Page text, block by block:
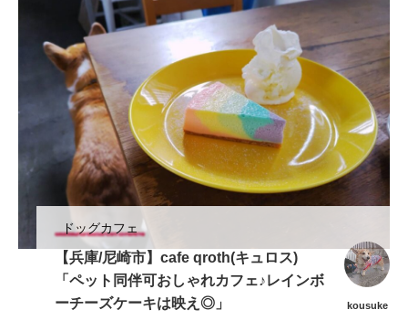
ドッグカフェ
【兵庫/尼崎市】cafe qroth(キュロス)
「ペット同伴可おしゃれカフェ♪レインボ
ーチーズケーキは映え◎」
kousuke